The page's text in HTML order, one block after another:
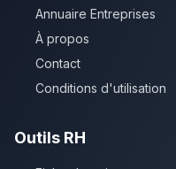
Annuaire Entreprises
À propos
Contact
Conditions d'utilisation
Outils RH